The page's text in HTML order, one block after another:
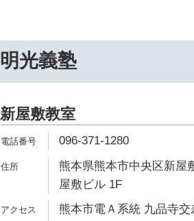
明光義塾
新屋敷教室
096-371-1280
熊本県熊本市中央区新屋
屋敷ビル 1F
熊本市電Ａ系統 九品寺